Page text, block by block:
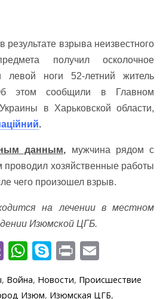
в результате взрыва неизвестного
получил осколочное
левой ноги 52-летний житель
этом сообщили в Главном
в Харьковской области,
.
данным, мужчина рядом с
хозяйственные работы
чего произошел взрыв.
на лечении в местном
Изюмской ЦГБ.
Vi
er
W
at
S
y
Pr
t ai
, Война, Новости, Происшествие
Изюм, Изюмская ЦГБ,